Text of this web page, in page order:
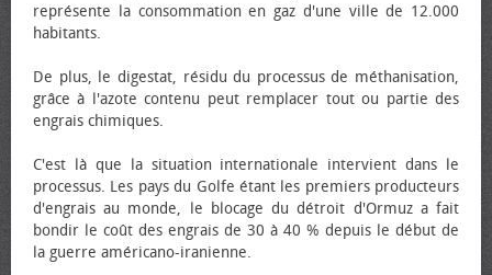
représente la consommation en gaz d'une ville de 12.000
habitants.
De plus, le digestat, résidu du processus de méthanisation,
grâce à l'azote contenu peut remplacer tout ou partie des
engrais chimiques.
C'est là que la situation internationale intervient dans le
processus. Les pays du Golfe étant les premiers producteurs
d'engrais au monde, le blocage du détroit d'Ormuz a fait
bondir le coût des engrais de 30 à 40 % depuis le début de
la guerre américano-iranienne.